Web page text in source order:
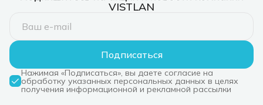
VISTLAN
Подписаться
Нажимая «Подписаться», вы даете согласие на
обработку указанных персональных данных в целях
получения информационной и рекламной рассылки